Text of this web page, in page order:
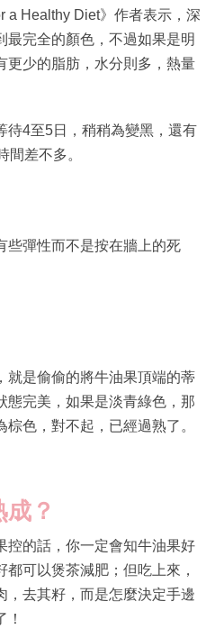
a Healthy Diet》作者表示，深
最完全的顏色，不過如果是明
更少的脂肪，水分則多，熱量
待4至5日，稍稍為變黑，還有
間差不多。
些彈性而不是按在牆上的死
就是偷偷的將牛油果頂端的蒂
態完美，如果是淡青綠色，那
色，對不起，已經過熟了。
？
控的話，你一定會知牛油果好
可以煲茶減肥；但吃上來，
，去其籽，而是怎麼決定手邊